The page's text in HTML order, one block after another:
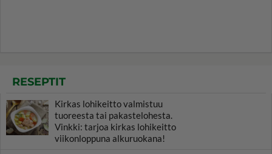
RESEPTIT
Kirkas lohikeitto valmistuu
tuoreesta tai pakastelohesta.
Vinkki: tarjoa kirkas lohikeitto
viikonloppuna alkuruokana!